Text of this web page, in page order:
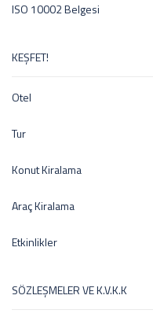
ISO 10002 Belgesi
KEŞFET!
Otel
Tur
Konut Kiralama
Araç Kiralama
Etkinlikler
SÖZLEŞMELER VE K.V.K.K